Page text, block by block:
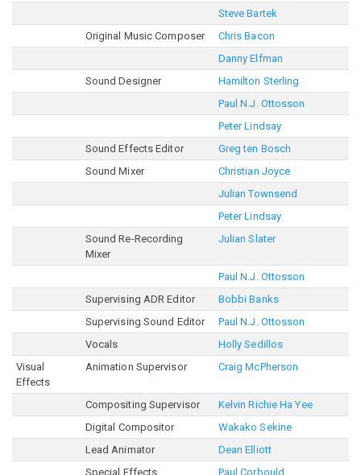
Steve Bartek
Original Music Composer
Chris Bacon
Danny Elfman
Sound Designer
Hamilton Sterling
Paul N.J. Ottosson
Peter Lindsay
Sound Effects Editor
Greg ten Bosch
Sound Mixer
Christian Joyce
Julian Townsend
Peter Lindsay
Sound Re-Recording
Mixer
Julian Slater
Paul N.J. Ottosson
Supervising ADR Editor
Bobbi Banks
Supervising Sound Editor
Paul N.J. Ottosson
Vocals
Holly Sedillos
Visual
Effects
Animation Supervisor Craig McPherson
Compositing Supervisor
Kelvin Richie Ha Yee
Digital Compositor
Wakako Sekine
Lead Animator
Dean Elliott
Special Effects
Paul Corbould